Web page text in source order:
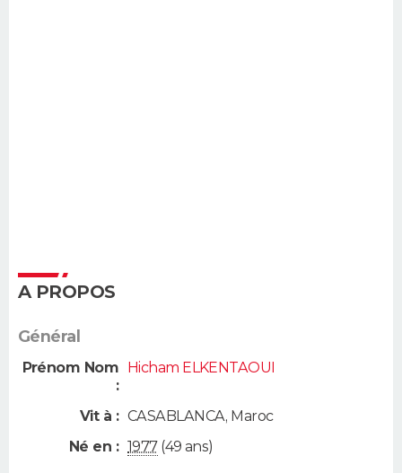
A PROPOS
Général
Prénom Nom
:
Hicham ELKENTAOUI
Vit à : CASABLANCA, Maroc
Né en : 1977(49 ans)